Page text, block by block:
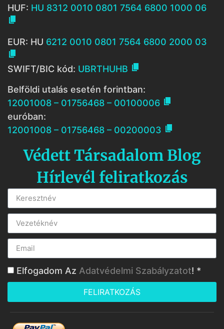
HUF: HU 8312 0010 0801 7564 6800 1000 06

EUR: HU 6212 0010 0801 7564 6800 2000 03

SWIFT/BIC kód: UBRTHUHB 
Belföldi utalás esetén forintban:
12001008 – 01756468 – 00100006 
euróban:
12001008 – 01756468 – 00200003 
Védett Társadalom Blog
Hírlevél feliratkozás
Elfogadom Az Adatvédelmi Szabályzatot! *
FELIRATKOZÁS